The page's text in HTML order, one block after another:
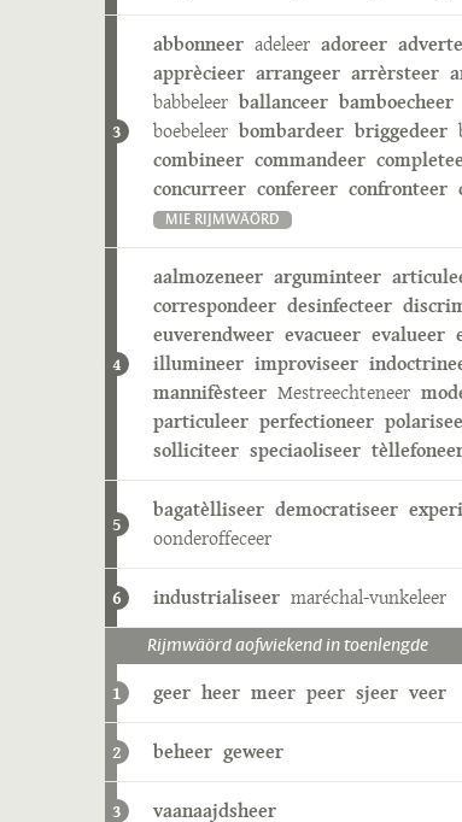
3
abbonneer adeleer adoreer
apprècieer arrangeer arrèrsteer
babbeleer ballanceer bamboecheer
boebeleer bombardeer briggedeer
combineer commandeer
concurreer confereer confronteer
MIE RIJMWÄÖRD
4
aalmozeneer arguminteer
correspondeer desinfecteer
euverendweer evacueer evalueer
illumineer improviseer
mannifèsteer Mestreechteneer
particuleer perfectioneer
solliciteer speciaoliseer
5
bagatèlliseer democratiseer
oonderoffeceer
6 industrialiseer maréchal-vunkeleer
Rijmwäörd aofwiekend in toenlengde
1 geer heer meer peer sjeer veer
2 beheer geweer
3 vaanaajdsheer